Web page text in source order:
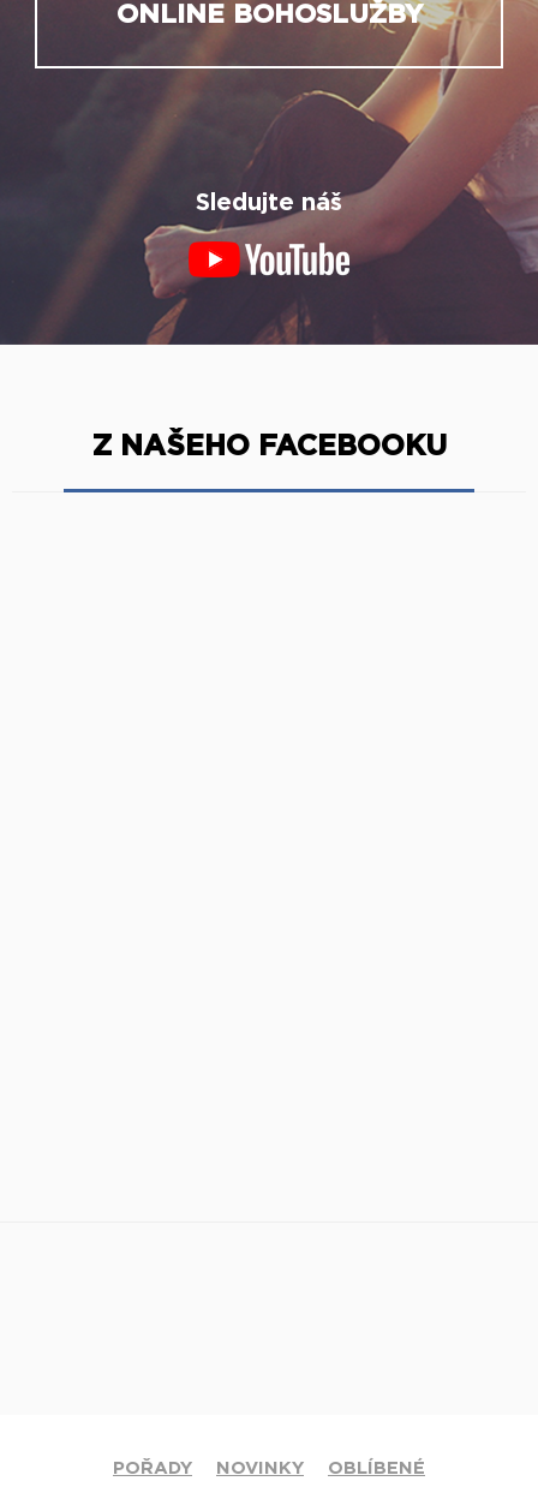
ONLINE BOHOSLUŽBY
Sledujte náš
Z NAŠEHO FACEBOOKU
POŘADY NOVINKY OBLÍBENÉ